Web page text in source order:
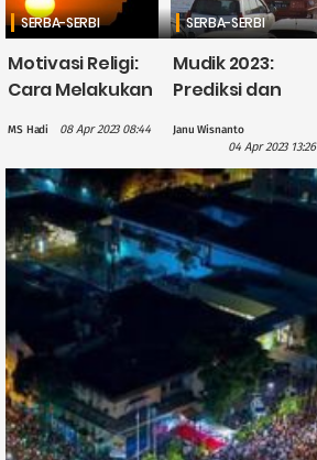
SERBA-SERBI
Motivasi Religi:
Cara Melakukan
Diterima Allah
SWT
MS Hadi 08 Apr 2023 08:44
SERBA-SERBI
Mudik 2023:
Prediksi dan
Kemacetan
Janu Wisnanto
04 Apr 2023 13:26